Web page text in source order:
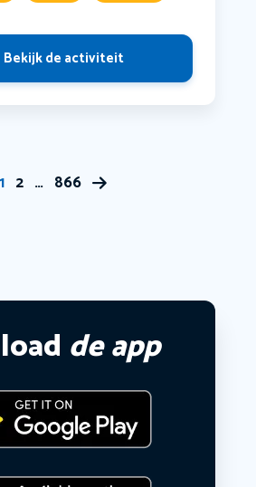
Bekijk de activiteit
1 2 … 866
de app